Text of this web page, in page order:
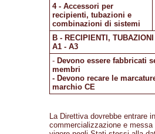
4 - Accessori per
recipienti, tubazioni e
combinazioni di sistemi
B - RECIPIENTI,
A1 - A3
- Devono essere fabbricati
membri
- Devono recare le
marchio CE
La Direttiva dovrebbe entrare
commercializzazione e